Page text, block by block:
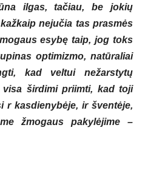
ilgas, tačiau, be jokių
nejučia tas prasmės
esybę taip, jog toks
optimizmo, natūraliai
kad veltui nežarstytų
širdimi priimti, kad toji
r kasdienybėje, ir šventėje,
žmogaus pakylėjime –